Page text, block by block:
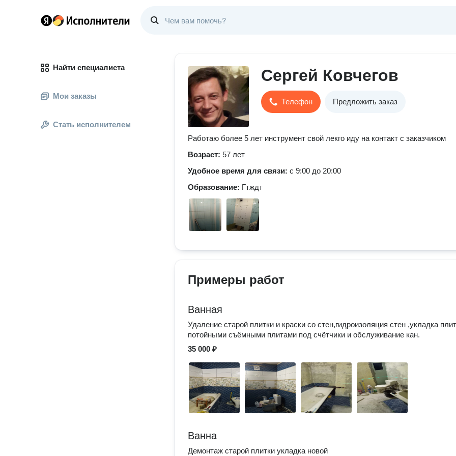
Найти специалиста
Мои заказы
Стать исполнителем
Сергей Ковчегов
Телефон Предложить заказ
Работаю более 5 лет инструмент свой лекго иду на контакт с заказчиком
Возраст: 57 лет
Удобное время для связи: с 9:00 до 20:00
Образование: Гтждт
Примеры работ
Ванная
Удаление старой плитки и краски со стен,гидроизоляция стен ,укладка
потойными съёмными плитами под счётчики и обслуживание кан.
35 000 ₽
Ванна
Демонтаж старой плитки укладка новой